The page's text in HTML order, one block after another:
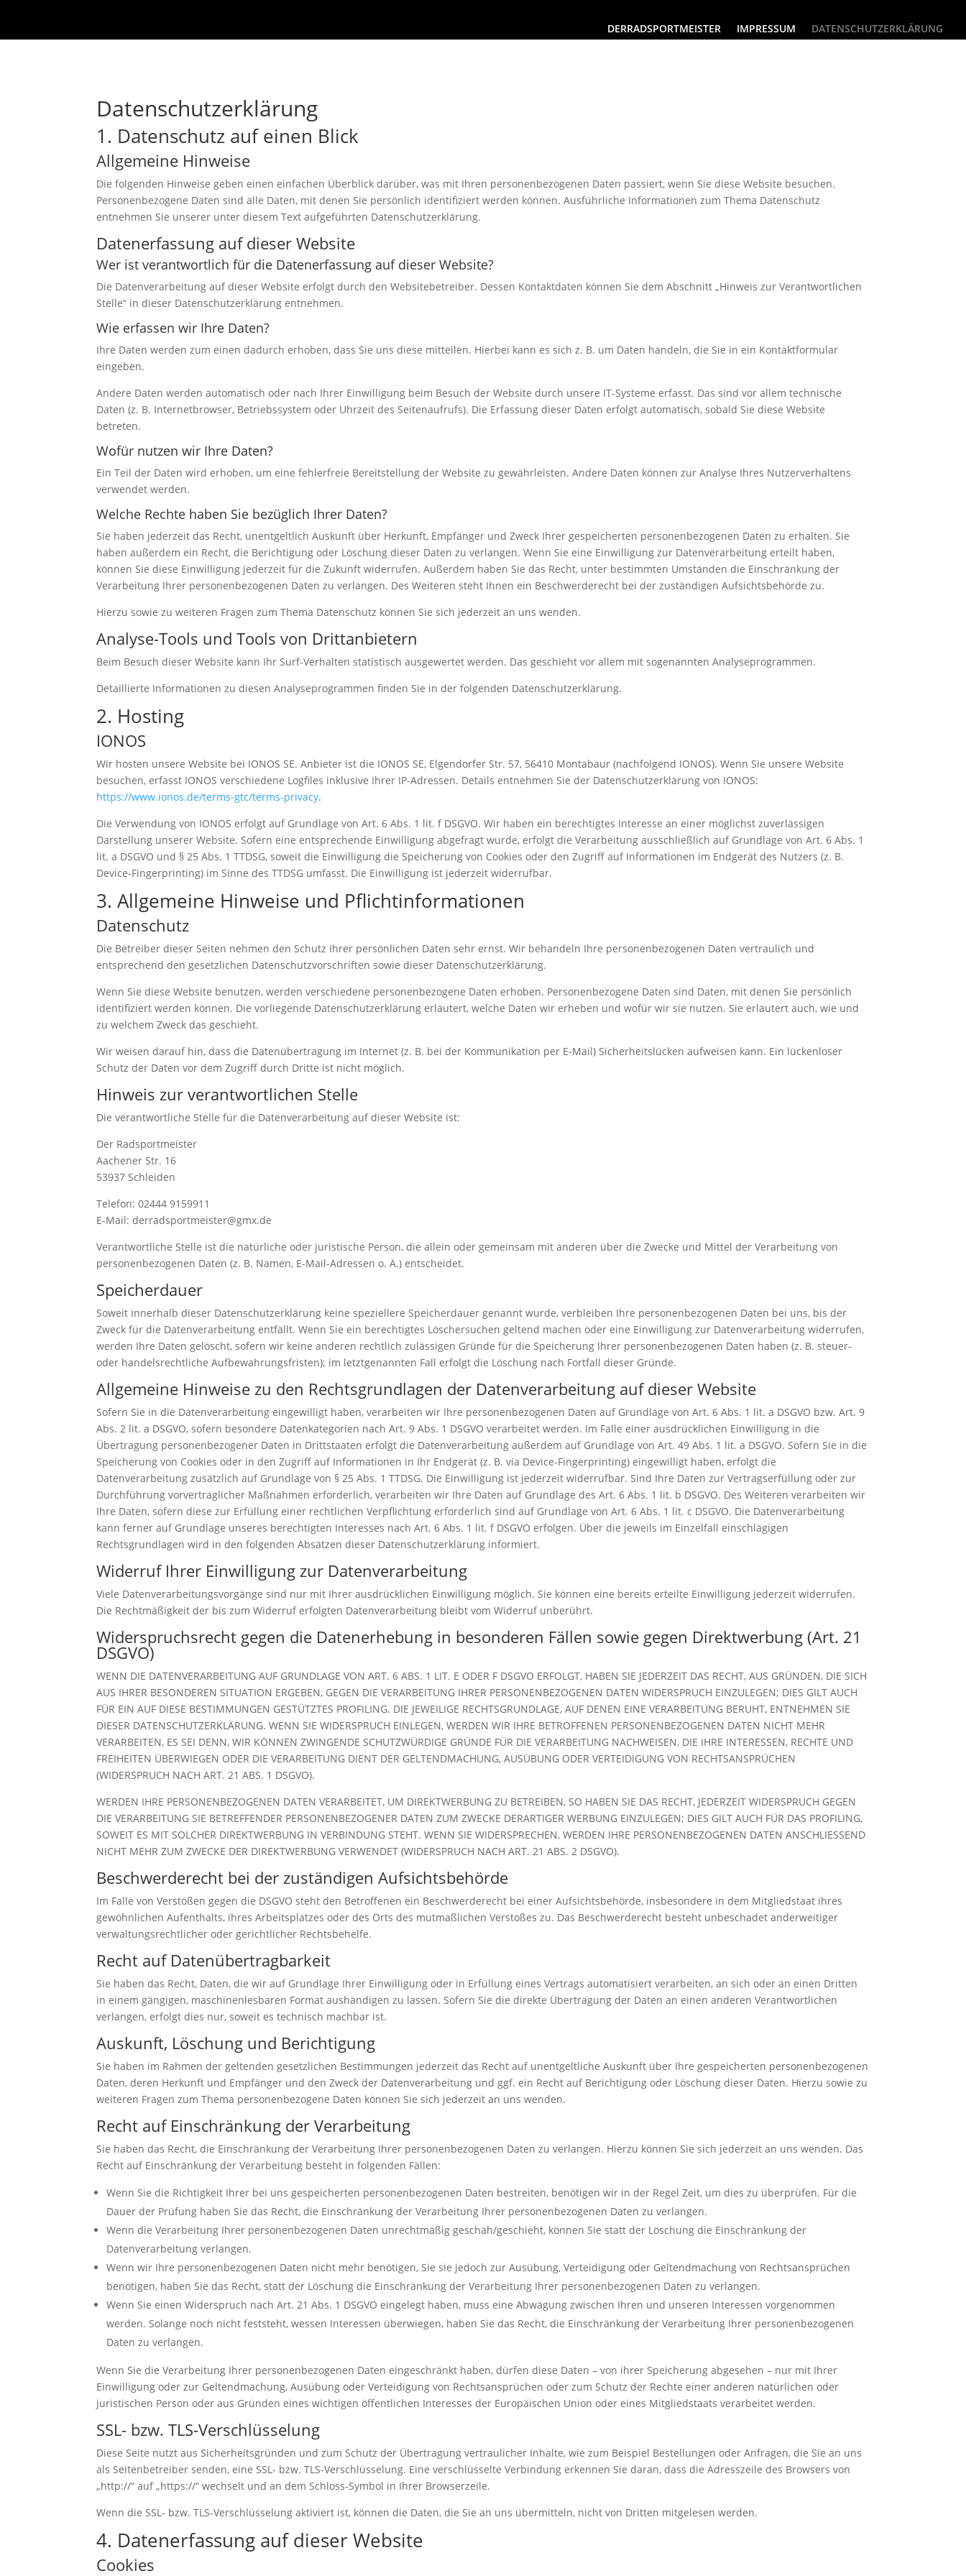
DERRADSPORTMEISTER IMPRESSUM DATENSCHUTZERKLÄRUNG
Datenschutz­erklärung
1. Datenschutz auf einen Blick
Allgemeine Hinweise
Die folgenden Hinweise geben einen einfachen Überblick darüber, was mit Ihren personenbezogenen Daten passiert, wenn Sie diese Website besuchen.
Personenbezogene Daten sind alle Daten, mit denen Sie persönlich identifiziert werden können. Ausführliche Informationen zum Thema Datenschutz
entnehmen Sie unserer unter diesem Text aufgeführten Datenschutzerklärung.
Datenerfassung auf dieser Website
Wer ist verantwortlich für die Datenerfassung auf dieser Website?
Die Datenverarbeitung auf dieser Website erfolgt durch den Websitebetreiber. Dessen Kontaktdaten können Sie dem Abschnitt „Hinweis zur Verantwortlichen
Stelle“ in dieser Datenschutzerklärung entnehmen.
Wie erfassen wir Ihre Daten?
Ihre Daten werden zum einen dadurch erhoben, dass Sie uns diese mitteilen. Hierbei kann es sich z. B. um Daten handeln, die Sie in ein Kontaktformular
eingeben.
Andere Daten werden automatisch oder nach Ihrer Einwilligung beim Besuch der Website durch unsere IT-Systeme erfasst. Das sind vor allem technische
Daten (z. B. Internetbrowser, Betriebssystem oder Uhrzeit des Seitenaufrufs). Die Erfassung dieser Daten erfolgt automatisch, sobald Sie diese Website
betreten.
Wofür nutzen wir Ihre Daten?
Ein Teil der Daten wird erhoben, um eine fehlerfreie Bereitstellung der Website zu gewährleisten. Andere Daten können zur Analyse Ihres Nutzerverhaltens
verwendet werden.
Welche Rechte haben Sie bezüglich Ihrer Daten?
Sie haben jederzeit das Recht, unentgeltlich Auskunft über Herkunft, Empfänger und Zweck Ihrer gespeicherten personenbezogenen Daten zu erhalten. Sie
haben außerdem ein Recht, die Berichtigung oder Löschung dieser Daten zu verlangen. Wenn Sie eine Einwilligung zur Datenverarbeitung erteilt haben,
können Sie diese Einwilligung jederzeit für die Zukunft widerrufen. Außerdem haben Sie das Recht, unter bestimmten Umständen die Einschränkung der
Verarbeitung Ihrer personenbezogenen Daten zu verlangen. Des Weiteren steht Ihnen ein Beschwerderecht bei der zuständigen Aufsichtsbehörde zu.
Hierzu sowie zu weiteren Fragen zum Thema Datenschutz können Sie sich jederzeit an uns wenden.
Analyse-Tools und Tools von Dritt­anbietern
Beim Besuch dieser Website kann Ihr Surf-Verhalten statistisch ausgewertet werden. Das geschieht vor allem mit sogenannten Analyseprogrammen.
Detaillierte Informationen zu diesen Analyseprogrammen finden Sie in der folgenden Datenschutzerklärung.
2. Hosting
IONOS
Wir hosten unsere Website bei IONOS SE. Anbieter ist die IONOS SE, Elgendorfer Str. 57, 56410 Montabaur (nachfolgend IONOS). Wenn Sie unsere Website
besuchen, erfasst IONOS verschiedene Logfiles inklusive Ihrer IP-Adressen. Details entnehmen Sie der Datenschutzerklärung von IONOS:
https://www.ionos.de/terms-gtc/terms-privacy.
Die Verwendung von IONOS erfolgt auf Grundlage von Art. 6 Abs. 1 lit. f DSGVO. Wir haben ein berechtigtes Interesse an einer möglichst zuverlässigen
Darstellung unserer Website. Sofern eine entsprechende Einwilligung abgefragt wurde, erfolgt die Verarbeitung ausschließlich auf Grundlage von Art. 6 Abs. 1
lit. a DSGVO und § 25 Abs. 1 TTDSG, soweit die Einwilligung die Speicherung von Cookies oder den Zugriff auf Informationen im Endgerät des Nutzers (z. B.
Device-Fingerprinting) im Sinne des TTDSG umfasst. Die Einwilligung ist jederzeit widerrufbar.
3. Allgemeine Hinweise und Pflicht­informationen
Datenschutz
Die Betreiber dieser Seiten nehmen den Schutz Ihrer persönlichen Daten sehr ernst. Wir behandeln Ihre personenbezogenen Daten vertraulich und
entsprechend den gesetzlichen Datenschutzvorschriften sowie dieser Datenschutzerklärung.
Wenn Sie diese Website benutzen, werden verschiedene personenbezogene Daten erhoben. Personenbezogene Daten sind Daten, mit denen Sie persönlich
identifiziert werden können. Die vorliegende Datenschutzerklärung erläutert, welche Daten wir erheben und wofür wir sie nutzen. Sie erläutert auch, wie und
zu welchem Zweck das geschieht.
Wir weisen darauf hin, dass die Datenübertragung im Internet (z. B. bei der Kommunikation per E-Mail) Sicherheitslücken aufweisen kann. Ein lückenloser
Schutz der Daten vor dem Zugriff durch Dritte ist nicht möglich.
Hinweis zur verantwortlichen Stelle
Die verantwortliche Stelle für die Datenverarbeitung auf dieser Website ist:
Der Radsportmeister
Aachener Str. 16
53937 Schleiden
Telefon: 02444 9159911
E-Mail: derradsportmeister@gmx.de
Verantwortliche Stelle ist die natürliche oder juristische Person, die allein oder gemeinsam mit anderen über die Zwecke und Mittel der Verarbeitung von
personenbezogenen Daten (z. B. Namen, E-Mail-Adressen o. Ä.) entscheidet.
Speicherdauer
Soweit innerhalb dieser Datenschutzerklärung keine speziellere Speicherdauer genannt wurde, verbleiben Ihre personenbezogenen Daten bei uns, bis der
Zweck für die Datenverarbeitung entfällt. Wenn Sie ein berechtigtes Löschersuchen geltend machen oder eine Einwilligung zur Datenverarbeitung widerrufen,
werden Ihre Daten gelöscht, sofern wir keine anderen rechtlich zulässigen Gründe für die Speicherung Ihrer personenbezogenen Daten haben (z. B. steuer-
oder handelsrechtliche Aufbewahrungsfristen); im letztgenannten Fall erfolgt die Löschung nach Fortfall dieser Gründe.
Allgemeine Hinweise zu den Rechtsgrundlagen der Datenverarbeitung auf dieser Website
Sofern Sie in die Datenverarbeitung eingewilligt haben, verarbeiten wir Ihre personenbezogenen Daten auf Grundlage von Art. 6 Abs. 1 lit. a DSGVO bzw. Art. 9
Abs. 2 lit. a DSGVO, sofern besondere Datenkategorien nach Art. 9 Abs. 1 DSGVO verarbeitet werden. Im Falle einer ausdrücklichen Einwilligung in die
Übertragung personenbezogener Daten in Drittstaaten erfolgt die Datenverarbeitung außerdem auf Grundlage von Art. 49 Abs. 1 lit. a DSGVO. Sofern Sie in die
Speicherung von Cookies oder in den Zugriff auf Informationen in Ihr Endgerät (z. B. via Device-Fingerprinting) eingewilligt haben, erfolgt die
Datenverarbeitung zusätzlich auf Grundlage von § 25 Abs. 1 TTDSG. Die Einwilligung ist jederzeit widerrufbar. Sind Ihre Daten zur Vertragserfüllung oder zur
Durchführung vorvertraglicher Maßnahmen erforderlich, verarbeiten wir Ihre Daten auf Grundlage des Art. 6 Abs. 1 lit. b DSGVO. Des Weiteren verarbeiten wir
Ihre Daten, sofern diese zur Erfüllung einer rechtlichen Verpflichtung erforderlich sind auf Grundlage von Art. 6 Abs. 1 lit. c DSGVO. Die Datenverarbeitung
kann ferner auf Grundlage unseres berechtigten Interesses nach Art. 6 Abs. 1 lit. f DSGVO erfolgen. Über die jeweils im Einzelfall einschlägigen
Rechtsgrundlagen wird in den folgenden Absätzen dieser Datenschutzerklärung informiert.
Widerruf Ihrer Einwilligung zur Datenverarbeitung
Viele Datenverarbeitungsvorgänge sind nur mit Ihrer ausdrücklichen Einwilligung möglich. Sie können eine bereits erteilte Einwilligung jederzeit widerrufen.
Die Rechtmäßigkeit der bis zum Widerruf erfolgten Datenverarbeitung bleibt vom Widerruf unberührt.
Widerspruchsrecht gegen die Datenerhebung in besonderen Fällen sowie gegen Direktwerbung (Art. 21
DSGVO)
WENN DIE DATENVERARBEITUNG AUF GRUNDLAGE VON ART. 6 ABS. 1 LIT. E ODER F DSGVO ERFOLGT, HABEN SIE JEDERZEIT DAS RECHT, AUS GRÜNDEN, DIE SICH
AUS IHRER BESONDEREN SITUATION ERGEBEN, GEGEN DIE VERARBEITUNG IHRER PERSONENBEZOGENEN DATEN WIDERSPRUCH EINZULEGEN; DIES GILT AUCH
FÜR EIN AUF DIESE BESTIMMUNGEN GESTÜTZTES PROFILING. DIE JEWEILIGE RECHTSGRUNDLAGE, AUF DENEN EINE VERARBEITUNG BERUHT, ENTNEHMEN SIE
DIESER DATENSCHUTZERKLÄRUNG. WENN SIE WIDERSPRUCH EINLEGEN, WERDEN WIR IHRE BETROFFENEN PERSONENBEZOGENEN DATEN NICHT MEHR
VERARBEITEN, ES SEI DENN, WIR KÖNNEN ZWINGENDE SCHUTZWÜRDIGE GRÜNDE FÜR DIE VERARBEITUNG NACHWEISEN, DIE IHRE INTERESSEN, RECHTE UND
FREIHEITEN ÜBERWIEGEN ODER DIE VERARBEITUNG DIENT DER GELTENDMACHUNG, AUSÜBUNG ODER VERTEIDIGUNG VON RECHTSANSPRÜCHEN
(WIDERSPRUCH NACH ART. 21 ABS. 1 DSGVO).
WERDEN IHRE PERSONENBEZOGENEN DATEN VERARBEITET, UM DIREKTWERBUNG ZU BETREIBEN, SO HABEN SIE DAS RECHT, JEDERZEIT WIDERSPRUCH GEGEN
DIE VERARBEITUNG SIE BETREFFENDER PERSONENBEZOGENER DATEN ZUM ZWECKE DERARTIGER WERBUNG EINZULEGEN; DIES GILT AUCH FÜR DAS PROFILING,
SOWEIT ES MIT SOLCHER DIREKTWERBUNG IN VERBINDUNG STEHT. WENN SIE WIDERSPRECHEN, WERDEN IHRE PERSONENBEZOGENEN DATEN ANSCHLIESSEND
NICHT MEHR ZUM ZWECKE DER DIREKTWERBUNG VERWENDET (WIDERSPRUCH NACH ART. 21 ABS. 2 DSGVO).
Beschwerde­recht bei der zuständigen Aufsichts­behörde
Im Falle von Verstößen gegen die DSGVO steht den Betroffenen ein Beschwerderecht bei einer Aufsichtsbehörde, insbesondere in dem Mitgliedstaat ihres
gewöhnlichen Aufenthalts, ihres Arbeitsplatzes oder des Orts des mutmaßlichen Verstoßes zu. Das Beschwerderecht besteht unbeschadet anderweitiger
verwaltungsrechtlicher oder gerichtlicher Rechtsbehelfe.
Recht auf Daten­übertrag­barkeit
Sie haben das Recht, Daten, die wir auf Grundlage Ihrer Einwilligung oder in Erfüllung eines Vertrags automatisiert verarbeiten, an sich oder an einen Dritten
in einem gängigen, maschinenlesbaren Format aushändigen zu lassen. Sofern Sie die direkte Übertragung der Daten an einen anderen Verantwortlichen
verlangen, erfolgt dies nur, soweit es technisch machbar ist.
Auskunft, Löschung und Berichtigung
Sie haben im Rahmen der geltenden gesetzlichen Bestimmungen jederzeit das Recht auf unentgeltliche Auskunft über Ihre gespeicherten personenbezogenen
Daten, deren Herkunft und Empfänger und den Zweck der Datenverarbeitung und ggf. ein Recht auf Berichtigung oder Löschung dieser Daten. Hierzu sowie zu
weiteren Fragen zum Thema personenbezogene Daten können Sie sich jederzeit an uns wenden.
Recht auf Einschränkung der Verarbeitung
Sie haben das Recht, die Einschränkung der Verarbeitung Ihrer personenbezogenen Daten zu verlangen. Hierzu können Sie sich jederzeit an uns wenden. Das
Recht auf Einschränkung der Verarbeitung besteht in folgenden Fällen:
Wenn Sie die Richtigkeit Ihrer bei uns gespeicherten personenbezogenen Daten bestreiten, benötigen wir in der Regel Zeit, um dies zu überprüfen. Für die
Dauer der Prüfung haben Sie das Recht, die Einschränkung der Verarbeitung Ihrer personenbezogenen Daten zu verlangen.
Wenn die Verarbeitung Ihrer personenbezogenen Daten unrechtmäßig geschah/geschieht, können Sie statt der Löschung die Einschränkung der
Datenverarbeitung verlangen.
Wenn wir Ihre personenbezogenen Daten nicht mehr benötigen, Sie sie jedoch zur Ausübung, Verteidigung oder Geltendmachung von Rechtsansprüchen
benötigen, haben Sie das Recht, statt der Löschung die Einschränkung der Verarbeitung Ihrer personenbezogenen Daten zu verlangen.
Wenn Sie einen Widerspruch nach Art. 21 Abs. 1 DSGVO eingelegt haben, muss eine Abwägung zwischen Ihren und unseren Interessen vorgenommen
werden. Solange noch nicht feststeht, wessen Interessen überwiegen, haben Sie das Recht, die Einschränkung der Verarbeitung Ihrer personenbezogenen
Daten zu verlangen.
Wenn Sie die Verarbeitung Ihrer personenbezogenen Daten eingeschränkt haben, dürfen diese Daten – von ihrer Speicherung abgesehen – nur mit Ihrer
Einwilligung oder zur Geltendmachung, Ausübung oder Verteidigung von Rechtsansprüchen oder zum Schutz der Rechte einer anderen natürlichen oder
juristischen Person oder aus Gründen eines wichtigen öffentlichen Interesses der Europäischen Union oder eines Mitgliedstaats verarbeitet werden.
SSL- bzw. TLS-Verschlüsselung
Diese Seite nutzt aus Sicherheitsgründen und zum Schutz der Übertragung vertraulicher Inhalte, wie zum Beispiel Bestellungen oder Anfragen, die Sie an uns
als Seitenbetreiber senden, eine SSL- bzw. TLS-Verschlüsselung. Eine verschlüsselte Verbindung erkennen Sie daran, dass die Adresszeile des Browsers von
„http://“ auf „https://“ wechselt und an dem Schloss-Symbol in Ihrer Browserzeile.
Wenn die SSL- bzw. TLS-Verschlüsselung aktiviert ist, können die Daten, die Sie an uns übermitteln, nicht von Dritten mitgelesen werden.
4. Datenerfassung auf dieser Website
Cookies